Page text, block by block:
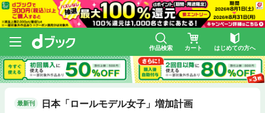
作品検索 カート はじめての方へ
最新刊 日本「ロールモデル女子」増加計画